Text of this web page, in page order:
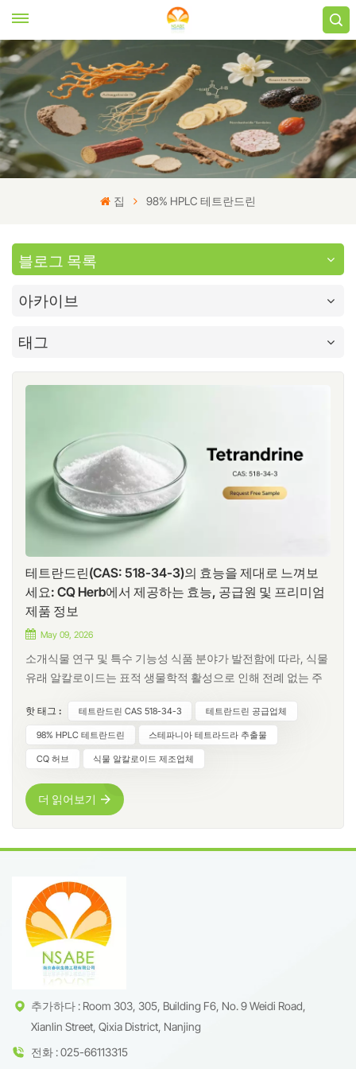
집 98% HPLC 테트란드린
블로그 목록
아카이브
태그
테트란드린(CAS: 518-34-3)의 효능을 제대로 느껴보
세요: CQ Herb에서 제공하는 효능, 공급원 및 프리미엄
제품 정보
May 09, 2026
소개식물 연구 및 특수 기능성 식품 분야가 발전함에 따라, 식물
유래 알칼로이드는 표적 생물학적 활성으로 인해 전례 없는 주
면역 조절 및 칼슘 채널 조절 특성을 지닌, 연구가 활발히 진행되
고 있는 비스벤질이소퀴놀린 알칼로이드입니다.난징 춘추생물
공학유한공사(CQ Herb)는 고순도 식물 알칼로이드의 정밀 추출
특수 기능성 제제를 개발하든, 테트란드린의 과학적 특성, 원료
조달 및 공급망을 이해하는 것은 제품 성공에 필수적입니다. 이
가 신뢰할 수 있는 글로벌 파트너인 이유를 살펴봅니다.테트란
C₃₈H₄₂N₂O₆)은 스테파니아 테트란드라(한방기)의 건조된 뿌리
에서 주로 분리되는 천연 비스벤질이소퀴놀린 알칼로이드입니
다. 복잡한 약리학적 특성을 지닌 것으로 알려져 있으며, 칼슘 채
널 조절, NF-κB 신호 전달 억제, 자가포식 조절 등 다양한 세포
경로와 상호작용합니다.CQ Herb는 제약 및 실험실 용도에 적합
한 98% 이상의 HPLC 순도를 기준으로 고객의 연구 개발 또는
생산 요구에 맞춘 다양한 사양의 테트란드린을 공급합니다. 초
기 제형 스크리닝을 위해 50%~80%와 같은 저농도 추출물도 제
료에서부터 시작됩니다. 당사의 테트란드린은 관리된 농업 구
핫 태그 : 테트란드린 CAS 518-34-3 테트란드린 공급업체
98% HPLC 테트란드린 스테파니아 테트라드라 추출물
CQ 허브 식물 알칼로이드 제조업체
더 읽어보기
추가하다 : Room 303, 305, Building F6, No. 9 Weidi Road,
Xianlin Street, Qixia District, Nanjing
전화 : 025-66113315